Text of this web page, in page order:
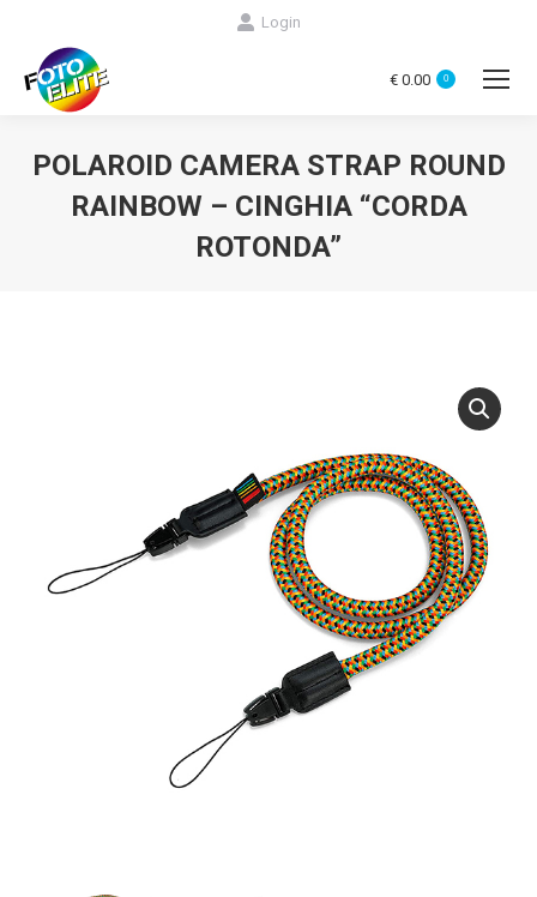
Login
€ 0.00 0
POLAROID CAMERA STRAP ROUND
RAINBOW – CINGHIA “CORDA
ROTONDA”